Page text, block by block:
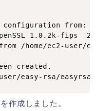
configuration from: /
1.0.2k-fips  26
/home/ec2-user/
created.
作成しました。